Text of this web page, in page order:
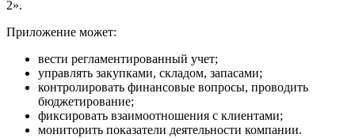
2».
Приложение может:
вести регламентированный учет;
управлять закупками, складом, запасами;
контролировать финансовые вопросы, проводить
бюджетирование;
фиксировать взаимоотношения с клиентами;
мониторить показатели деятельности компании.